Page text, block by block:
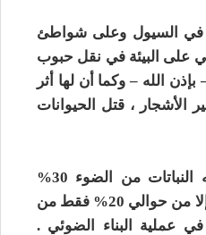
في السيول وعلى شواطئ
على البيئة في نقل حبوب
الله – وكما أن لها أثر
الأشجار ، قتل الحيوانات
إن ما تحتاجه النباتات من الضوء 30%
للإضاءة ولا يستفيد النبات إلا من حوالي 20% فقط من
عملية البناء الضوئي .